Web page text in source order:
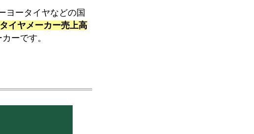
ヨータイヤなどの国
イヤメーカー売上高
ーです。